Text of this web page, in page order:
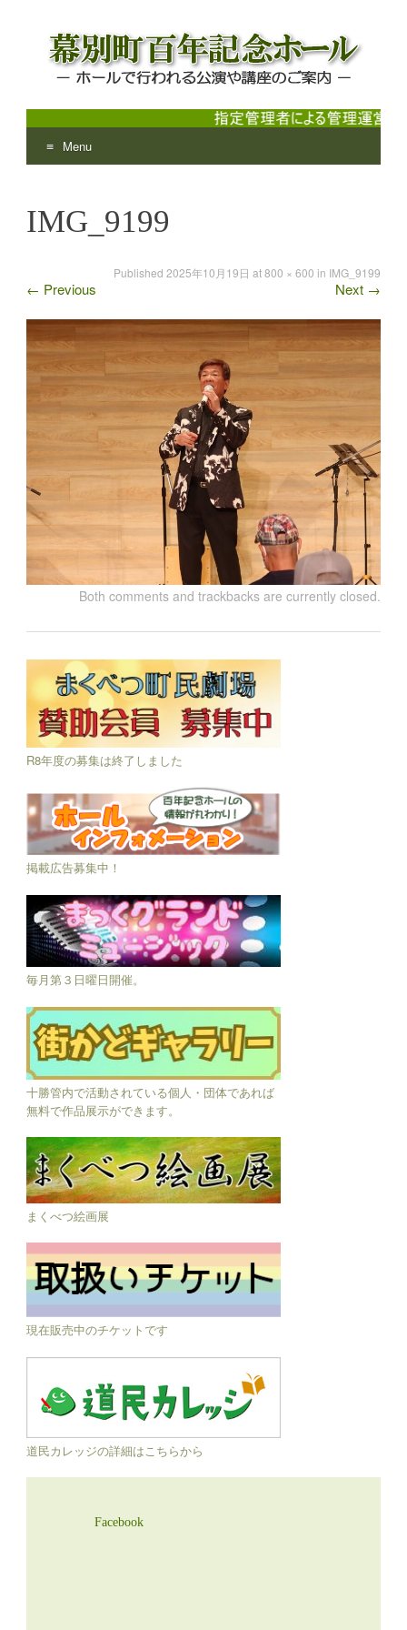
幕別町百年記念ホール
ホールで行われる公演や講座のご案内
Menu
content
IMG_9199
Published 2025年10月19日 at800 × 600 in IMG_9199
← Previous Next →
Both comments and trackbacks are currently closed.
R8年度の募集は終了しました
掲載広告募集中！
毎月第３日曜日開催。
十勝管内で活動されている個人・団体であれば
無料で作品展示ができます。
まくべつ絵画展
現在販売中のチケットです
道民カレッジの詳細はこちらから
Facebook